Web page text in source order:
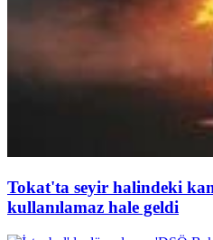
Tokat'ta seyir halindeki
kullanılamaz hale geldi